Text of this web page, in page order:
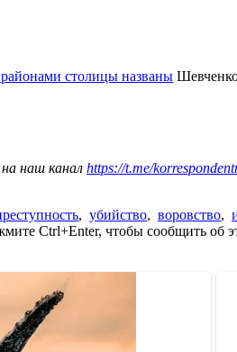
столицы названы
наш канал https://t.me/
, убийство, воровство,
Ctrl+Enter, чтобы сообщить об